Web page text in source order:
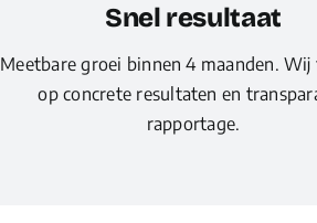
Snel resultaat
Meetbare groei binnen 4 maanden. Wij
op concrete resultaten en
rapportage.